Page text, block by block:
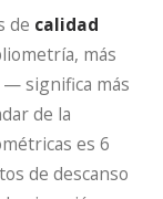
de calidad
más
significa más
de la
es 6
de descanso